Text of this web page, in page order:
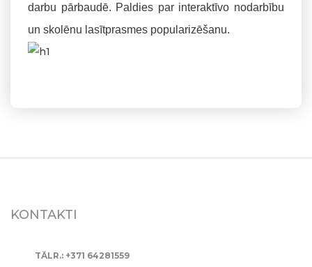
darbu pārbaudē. Paldies par interaktīvo nodarbību
un skolēnu lasītprasmes popularizēšanu.
KONTAKTI
TĀLR.: +371 64281559